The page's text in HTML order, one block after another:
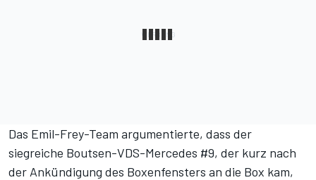
Das Emil-Frey-Team argumentierte, dass der
siegreiche Boutsen-VDS-Mercedes #9, der kurz nach
der Ankündigung des Boxenfensters an die Box kam,